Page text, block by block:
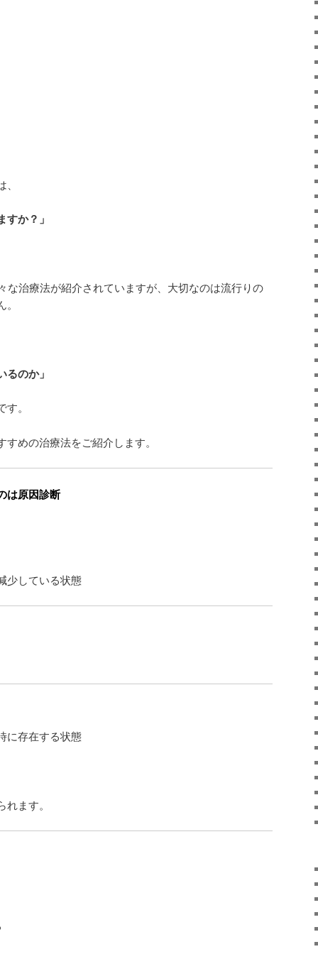
か？」
な治療法が紹介されていますが、大切なのは流行りの
のか」
。
めの治療法をご紹介します。
は原因診断
少している状態
に存在する状態
ます。